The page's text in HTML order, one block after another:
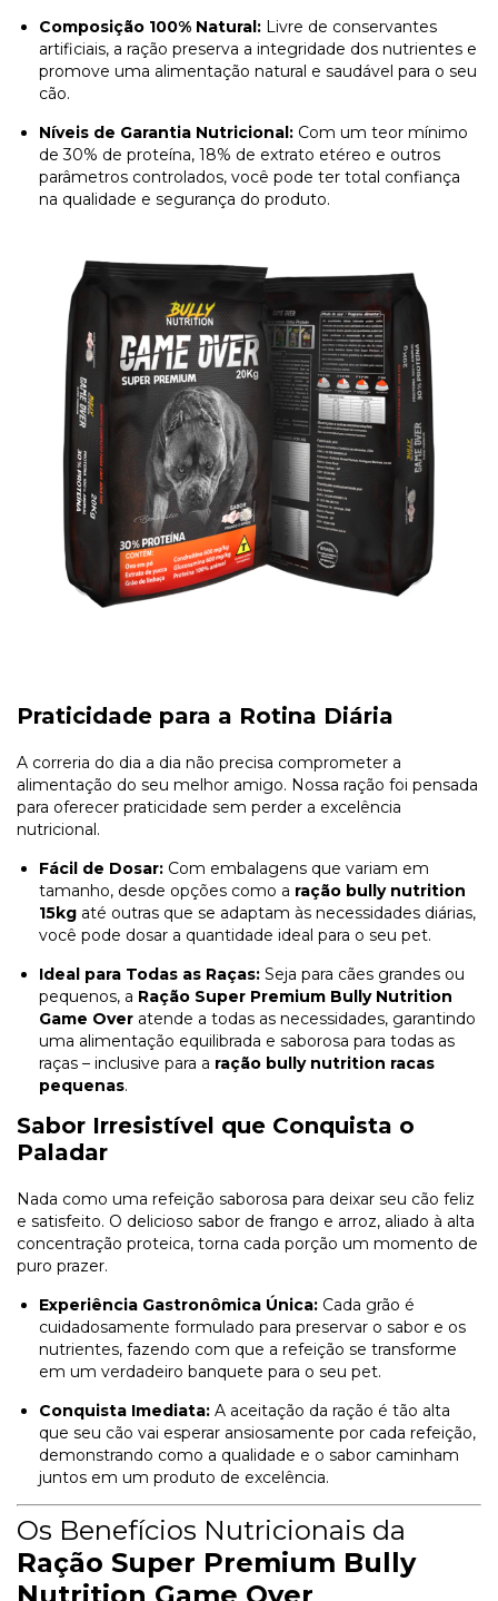
Composição 100% Natural: Livre de conservantes
artificiais, a ração preserva a integridade dos nutrientes e
promove uma alimentação natural e saudável para o seu
cão.
Níveis de Garantia Nutricional: Com um teor mínimo
de 30% de proteína, 18% de extrato etéreo e outros
parâmetros controlados, você pode ter total confiança
na qualidade e segurança do produto.
Praticidade para a Rotina Diária
A correria do dia a dia não precisa comprometer a
alimentação do seu melhor amigo. Nossa ração foi pensada
para oferecer praticidade sem perder a excelência
nutricional.
Fácil de Dosar: Com embalagens que variam em
tamanho, desde opções como a ração bully nutrition
15kg até outras que se adaptam às necessidades diárias,
você pode dosar a quantidade ideal para o seu pet.
Ideal para Todas as Raças: Seja para cães grandes ou
pequenos, a Ração Super Premium Bully Nutrition
Game Over atende a todas as necessidades, garantindo
uma alimentação equilibrada e saborosa para todas as
raças – inclusive para a ração bully nutrition racas
pequenas.
Sabor Irresistível que Conquista o
Paladar
Nada como uma refeição saborosa para deixar seu cão feliz
e satisfeito. O delicioso sabor de frango e arroz, aliado à alta
concentração proteica, torna cada porção um momento de
puro prazer.
Experiência Gastronômica Única: Cada grão é
cuidadosamente formulado para preservar o sabor e os
nutrientes, fazendo com que a refeição se transforme
em um verdadeiro banquete para o seu pet.
Conquista Imediata: A aceitação da ração é tão alta
que seu cão vai esperar ansiosamente por cada refeição,
demonstrando como a qualidade e o sabor caminham
juntos em um produto de excelência.
Os Benefícios Nutricionais da
Ração Super Premium Bully